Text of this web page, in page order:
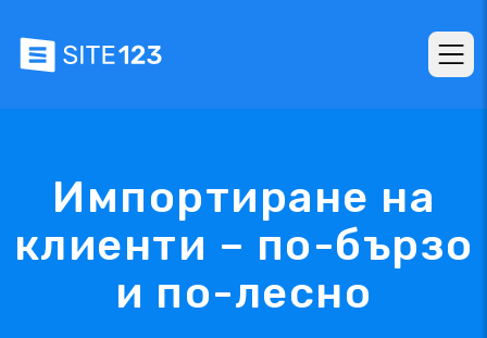
Импортиране на
клиенти – по-бързо
и по-лесно